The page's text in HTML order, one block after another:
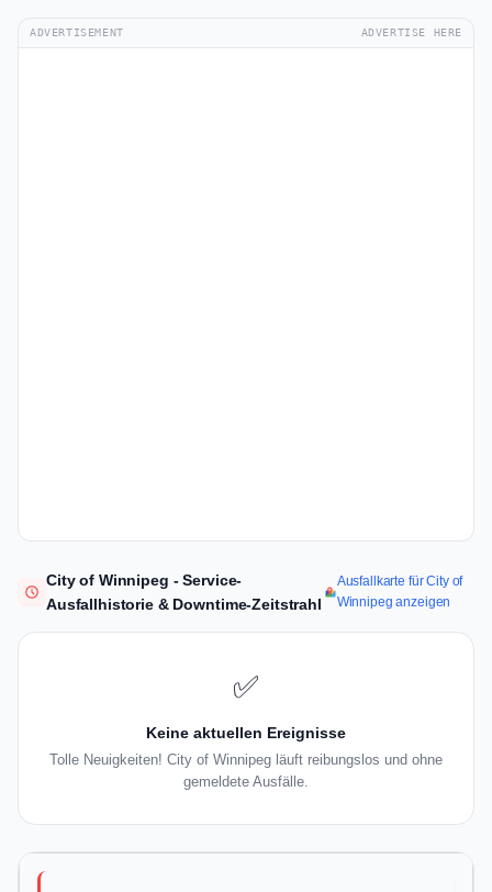
ADVERTISEMENT ADVERTISE HERE
City of Winnipeg - Service-
Ausfallhistorie & Downtime-Zeitstrahl
Ausfallkarte für City of
Winnipeg anzeigen
✅
Keine aktuellen Ereignisse
Tolle Neuigkeiten! City of Winnipeg läuft reibungslos und ohne
gemeldete Ausfälle.